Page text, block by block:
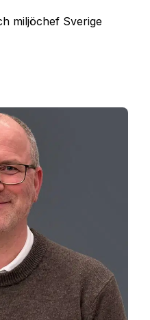
miljöchef Sverige